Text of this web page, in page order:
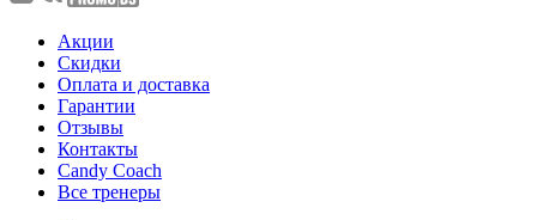
Акции
Скидки
Оплата и доставка
Гарантии
Отзывы
Контакты
Candy Coach
Все тренеры